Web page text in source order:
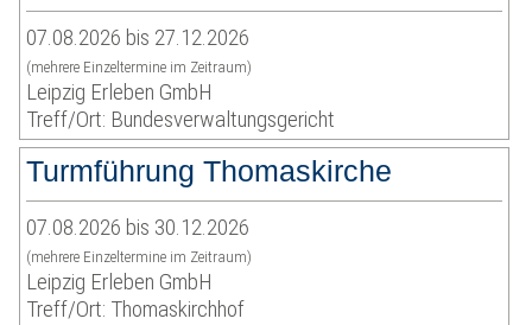
07.08.2026 bis 27.12.2026
(mehrere Einzeltermine im Zeitraum)
Leipzig Erleben GmbH
Treff/Ort: Bundesverwaltungsgericht
Turmführung Thomaskirche
07.08.2026 bis 30.12.2026
(mehrere Einzeltermine im Zeitraum)
Leipzig Erleben GmbH
Treff/Ort: Thomaskirchhof